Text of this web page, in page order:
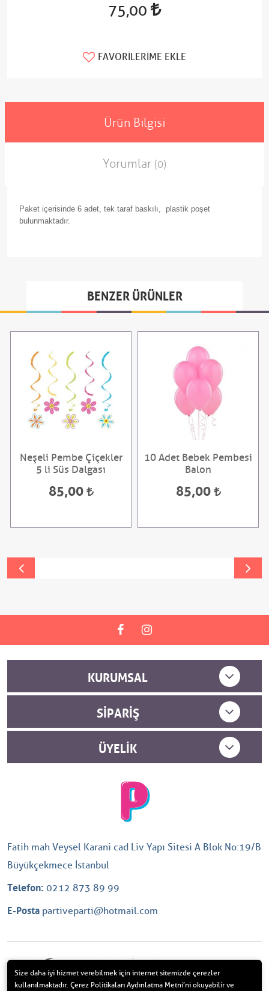
75,00
FAVORILERIME EKLE
Ürün Bilgisi
Yorumlar (0)
Paket içerisinde 6 adet, tek taraf baskılı, plastik poşet
bulunmaktadır.
BENZER ÜRÜNLER
Neşeli Pembe Çiçekler
5 li Süs Dalgası
85,00
10 Adet Bebek Pembesi
Balon
85,00
KURUMSAL
SIPARIŞ
ÜYELIK
Fatih mah Veysel Karani cad Liv Yapı Sitesi A Blok No:19/B
Büyükçekmece İstanbul
Telefon: 0212 873 89 99
E-Posta partiveparti@hotmail.com
Size daha iyi hizmet verebilmek için internet sitemizde çerezler
kullanılmaktadır. Çerez Politikaları Aydınlatma Metni’ni okuyabilir ve